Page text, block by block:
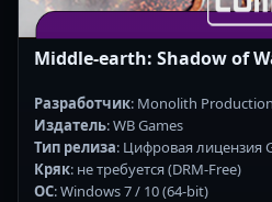
Middle-earth: Shadow of
Разработчик: Monolith
Издатель: WB Games
Тип релиза: Цифровая лицензия
Кряк: не требуется (DRM-Free)
ОС: Windows 7 / 10 (64-bit)